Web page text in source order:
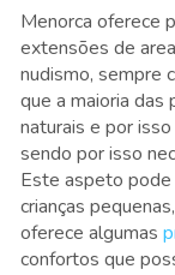
Menorca oferece
extensões de
nudismo, sempre
que a maioria das
naturais e por
sendo por isso
Este aspeto pode
crianças
oferece algumas
confortos que